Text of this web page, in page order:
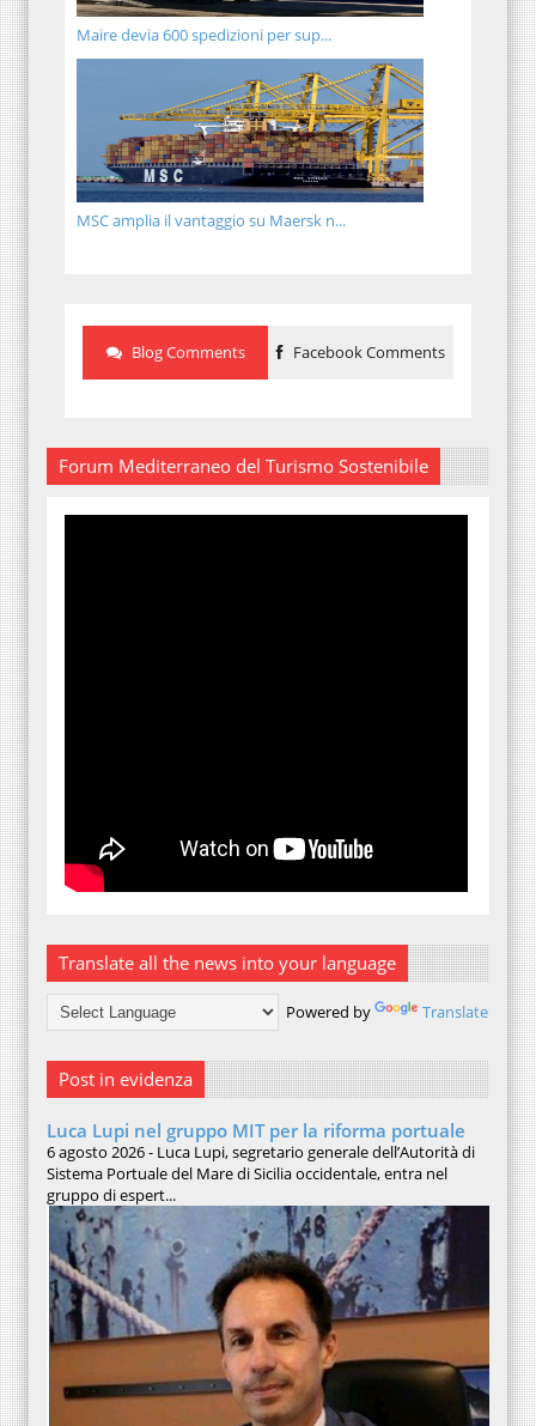
Maire devia 600 spedizioni per sup...
MSC amplia il vantaggio su Maersk n...
Blog Comments Facebook Comments
Forum Mediterraneo del Turismo Sostenibile
Translate all the news into your language
Powered by Translate
Post in evidenza
Luca Lupi nel gruppo MIT per la riforma portuale
6 agosto 2026 - Luca Lupi, segretario generale dell’Autorità di
Sistema Portuale del Mare di Sicilia occidentale, entra nel
gruppo di espert...